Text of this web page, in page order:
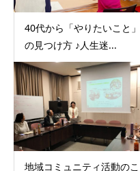
40代から「やりたいこと」
の見つけ方 ♪人生迷...
地域コミュニティ活動のこ